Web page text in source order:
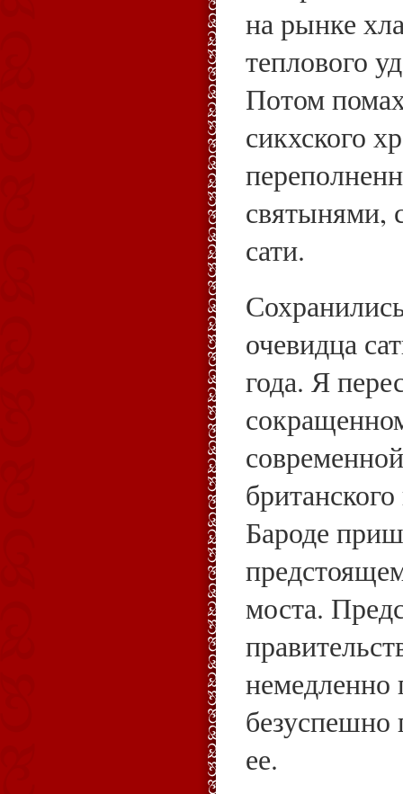
на рынке
теплового
Потом
сикхского
святынями,
сати.
очевидца
года. Я
Бароде
моста.
немедленно
безуспешно
ее.